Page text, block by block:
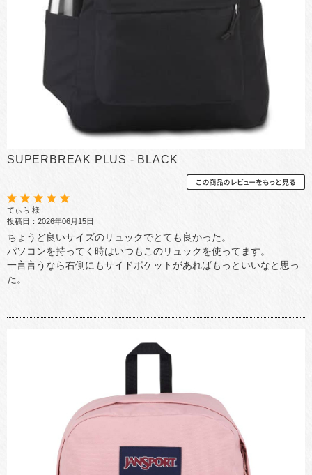
SUPERBREAK PLUS - BLACK
てぃら 様
投稿日：2026年06月15日
ちょうど良いサイズのリュックでとても良かった。
パソコンを持ってく時はいつもこのリュックを使ってます。
一言言うなら右側にもサイドポケットがあればもっといいなと思っ
た。